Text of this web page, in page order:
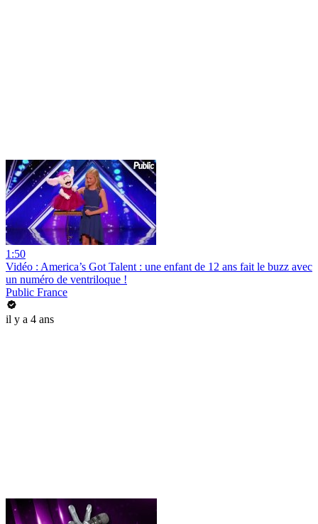
1:50
Vidéo : America’s Got Talent : une enfant de 12 ans fait le buzz avec
un numéro de ventriloque !
Public France
il y a 4 ans